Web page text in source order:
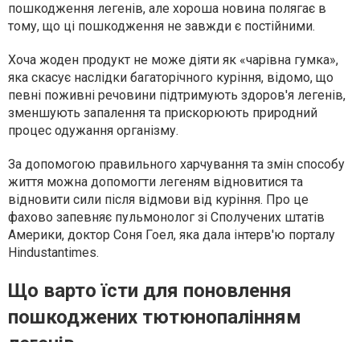
пошкодження легенів, але хороша новина полягає в
тому, що ці пошкодження не завжди є постійними.
Хоча жоден продукт не може діяти як «чарівна гумка»,
яка скасує наслідки багаторічного куріння, відомо, що
певні поживні речовини підтримують здоров'я легенів,
зменшують запалення та прискорюють природний
процес одужання організму.
За допомогою правильного харчування та змін способу
життя можна допомогти легеням відновитися та
відновити сили після відмови від куріння. Про це
фахово запевняє пульмонолог зі Сполучених штатів
Америки, доктор Соня Гоел, яка дала інтерв'ю порталу
Нindustantimes.
Що варто їсти для поновлення
пошкоджених тютюнопалінням